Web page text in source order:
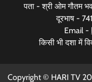
पता - श्री ओम गौतम
दूरभाष -
Email -
किसी भी दशा में
Copyright © HARI TV